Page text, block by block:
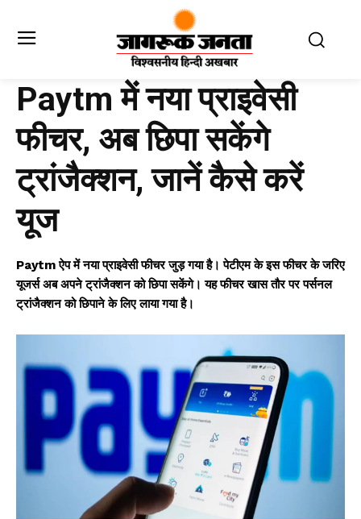
Paytm में नया प्राइवेसी
फीचर, अब छिपा सकेंगे
ट्रांजैक्शन, जानें कैसे करें
यूज
Paytm ऐप में नया प्राइवेसी फीचर जुड़ गया है। पेटीएम के इस फीचर के जरिए
यूजर्स अब अपने ट्रांजैक्शन को छिपा सकेंगे। यह फीचर खास तौर पर पर्सनल
ट्रांजैक्शन को छिपाने के लिए लाया गया है।